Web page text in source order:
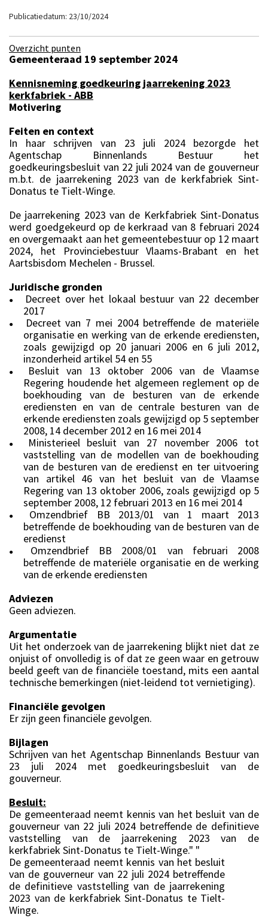
Publicatiedatum: 23/10/2024
Overzicht punten
Gemeenteraad 19 september 2024
Kennisneming goedkeuring jaarrekening 2023
kerkfabriek - ABB
Motivering
Feiten en context
In haar schrijven van 23 juli 2024 bezorgde het
Agentschap Binnenlands Bestuur het
goedkeuringsbesluit van 22 juli 2024 van de gouverneur
m.b.t. de jaarrekening 2023 van de kerkfabriek Sint-
Donatus te Tielt-Winge.
De jaarrekening 2023 van de Kerkfabriek Sint-Donatus
werd goedgekeurd op de kerkraad van 8 februari 2024
en overgemaakt aan het gemeentebestuur op 12 maart
2024, het Provinciebestuur Vlaams-Brabant en het
Aartsbisdom Mechelen - Brussel.
Juridische gronden
●
Decreet over het lokaal bestuur van 22 december
2017
●
Decreet van 7 mei 2004 betreffende de materiële
organisatie en werking van de erkende erediensten,
zoals gewijzigd op 20 januari 2006 en 6 juli 2012,
inzonderheid artikel 54 en 55
●
Besluit van 13 oktober 2006 van de Vlaamse
Regering houdende het algemeen reglement op de
boekhouding van de besturen van de erkende
erediensten en van de centrale besturen van de
erkende erediensten zoals gewijzigd op 5 september
2008, 14 december 2012 en 16 mei 2014
●
Ministerieel besluit van 27 november 2006 tot
vaststelling van de modellen van de boekhouding
van de besturen van de eredienst en ter uitvoering
van artikel 46 van het besluit van de Vlaamse
Regering van 13 oktober 2006, zoals gewijzigd op 5
september 2008, 12 februari 2013 en 16 mei 2014
●
Omzendbrief BB 2013/01 van 1 maart 2013
betreffende de boekhouding van de besturen van de
eredienst
●
Omzendbrief BB 2008/01 van februari 2008
betreffende de materiële organisatie en de werking
van de erkende erediensten
Adviezen
Geen adviezen.
Argumentatie
Uit het onderzoek van de jaarrekening blijkt niet dat ze
onjuist of onvolledig is of dat ze geen waar en getrouw
beeld geeft van de financiële toestand, mits een aantal
technische bemerkingen (niet-leidend tot vernietiging).
Financiële gevolgen
Er zijn geen financiële gevolgen.
Bijlagen
Schrijven van het Agentschap Binnenlands Bestuur van
23 juli 2024 met goedkeuringsbesluit van de
gouverneur.
Besluit:
De gemeenteraad neemt kennis van het besluit van de
gouverneur van 22 juli 2024 betreffende de definitieve
vaststelling van de jaarrekening 2023 van de
kerkfabriek Sint-Donatus te Tielt-Winge." "
De gemeenteraad neemt kennis van het besluit
van de gouverneur van 22 juli 2024 betreffende
de definitieve vaststelling van de jaarrekening
2023 van de kerkfabriek Sint-Donatus te Tielt-
Winge.